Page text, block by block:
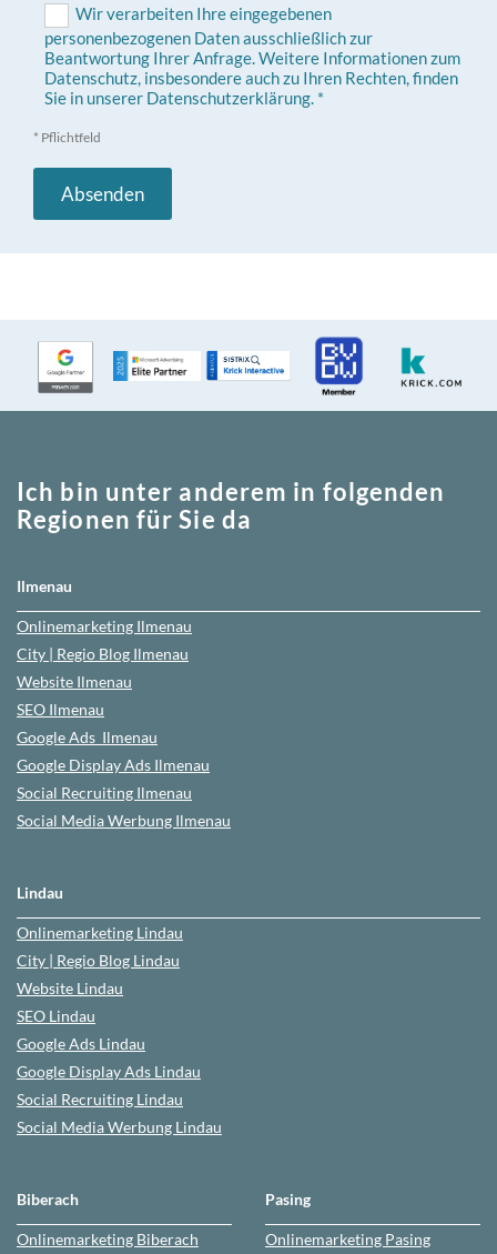
Wir verarbeiten Ihre eingegebenen
personenbezogenen Daten ausschließlich zur
Beantwortung Ihrer Anfrage. Weitere Informationen zum
Datenschutz, insbesondere auch zu Ihren Rechten, finden
Sie in unserer Datenschutzerklärung. *
* Pflichtfeld
Ich bin unter anderem in folgenden
Regionen für Sie da
Ilmenau
Onlinemarketing Ilmenau
City | Regio Blog Ilmenau
Website Ilmenau
SEO Ilmenau
Google Ads Ilmenau
Google Display Ads Ilmenau
Social Recruiting Ilmenau
Social Media Werbung Ilmenau
Lindau
Onlinemarketing Lindau
City | Regio Blog Lindau
Website Lindau
SEO Lindau
Google Ads Lindau
Google Display Ads Lindau
Social Recruiting Lindau
Social Media Werbung Lindau
Biberach
Onlinemarketing Biberach
Pasing
Onlinemarketing Pasing